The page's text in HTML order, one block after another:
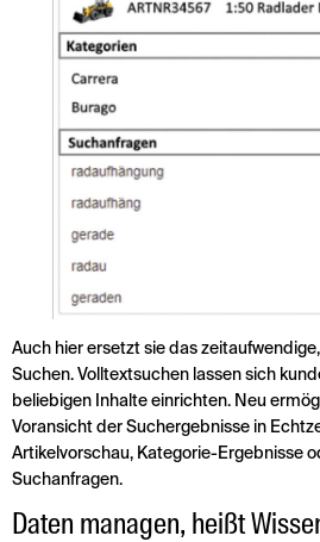
Auch hier ersetzt sie das
Suchen. Volltextsuchen lassen sich
beliebigen Inhalte einrichten. Neu
Voransicht der Such­ergebnisse in
Artikelvorschau, Kategorie-Ergebnisse
Suchanfragen.
Daten managen, heißt